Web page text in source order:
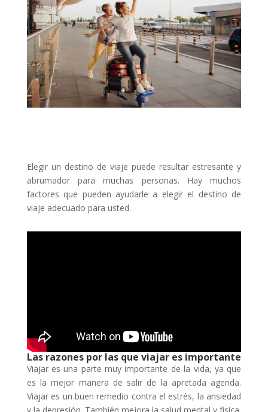
Elegir un destino de viaje puede resultar estresante y
abrumador para muchas personas. Hay muchos
factores que pueden ayudarle a elegir el destino de
viaje adecuado para usted.
Las razones por las que viajar es importante
Viajar es una parte muy importante de la vida, ya que
es la mejor manera de salir de la apretada agenda.
Viajar es un buen remedio contra el estrés, la ansiedad